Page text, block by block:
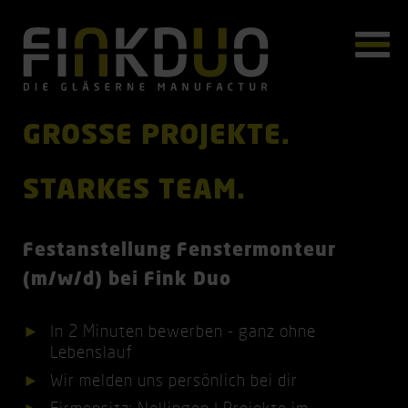
GROSSE PROJEKTE.
STARKES TEAM.
Festanstellung Fenstermonteur
(m/w/d) bei Fink Duo
In 2 Minuten bewerben - ganz ohne
Lebenslauf
Wir melden uns persönlich bei dir